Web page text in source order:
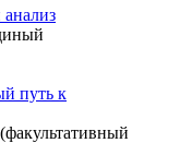
путь к